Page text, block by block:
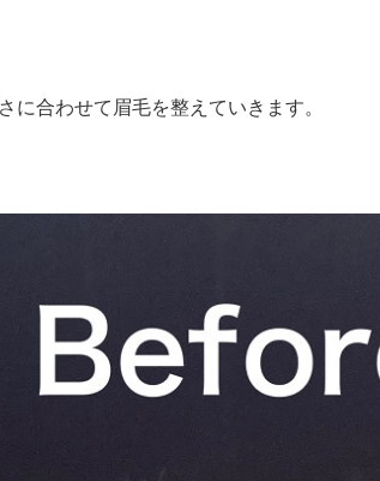
に合わせて眉毛を整えていきます。